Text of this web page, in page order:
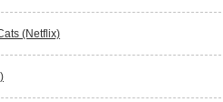
(Netflix)